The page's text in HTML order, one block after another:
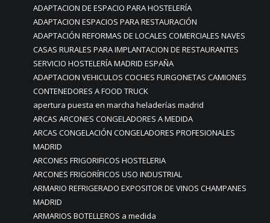
ADAPTACION DE ESPACIO PARA HOSTELERÍA
ADAPTACION ESPACIOS PARA RESTAURACIÓN
ADAPTACIÓN REFORMAS DE LOCALES COMERCIALES NAVES
CASAS RURALES PARA IMPLANTACION DE RESTAURANTES
SERVICIO HOSTELERÍA MADRID ESPAÑA
ADAPTACION VEHICULOS COCHES FURGONETAS CAMIONES
CONTENEDORES A FOOD TRUCK
apertura puesta en marcha heladerías madrid
ARCAS ARCONES CONGELADORES A MEDIDA
ARCAS CONGELACIÓN CONGELADORES PROFESIONALES
MADRID
ARCONES FRIGORIFICOS HOSTELERIA
ARCONES FRIGORÍFICOS USO INDUSTRIAL
ARMARIO REFRIGERADO EXPOSITOR DE VINOS CHAMPANES
MADRID
ARMARIOS BOTELLEROS a medida